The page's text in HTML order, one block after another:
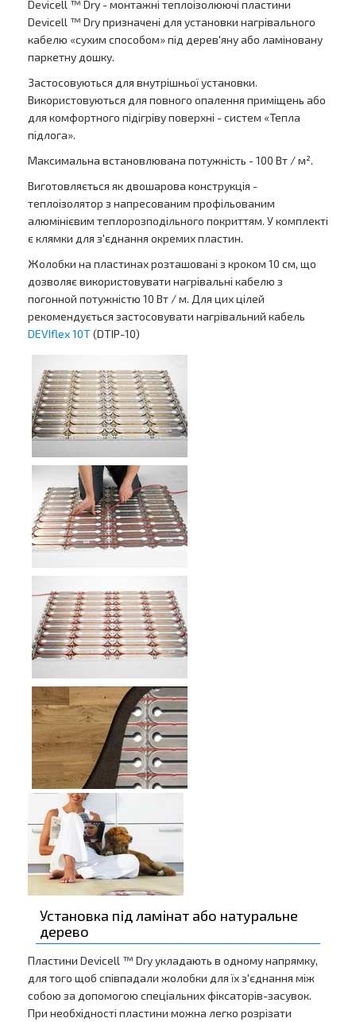
Devicell ™ Dry - монтажні теплоізолюючі пластини
Devicell ™ Dry призначені для установки нагрівального
кабелю «сухим способом» під дерев'яну або ламіновану
паркетну дошку.
Застосовуються для внутрішньої установки.
Використовуються для повного опалення приміщень або
для комфортного підігріву поверхні - систем «Тепла
підлога».
Максимальна встановлювана потужність - 100 Вт / м².
Виготовляється як двошарова конструкція -
теплоізолятор з напресованим профільованим
алюмінієвим теплорозподільного покриттям. У комплекті
є клямки для з'єднання окремих пластин.
Жолобки на пластинах розташовані з кроком 10 см, що
дозволяє використовувати нагрівальні кабелю з
погонной потужністю 10 Вт / м. Для цих цілей
рекомендується застосовувати нагрівальний кабель
DEVIflex 10T(DTIP-10)
Установка під ламінат або натуральне
дерево
Пластини Devicell ™ Dry укладають в одному напрямку,
для того щоб співпадали жолобки для їх з'єднання між
собою за допомогою спеціальних фіксаторів-засувок.
При необхідності пластини можна легко розрізати